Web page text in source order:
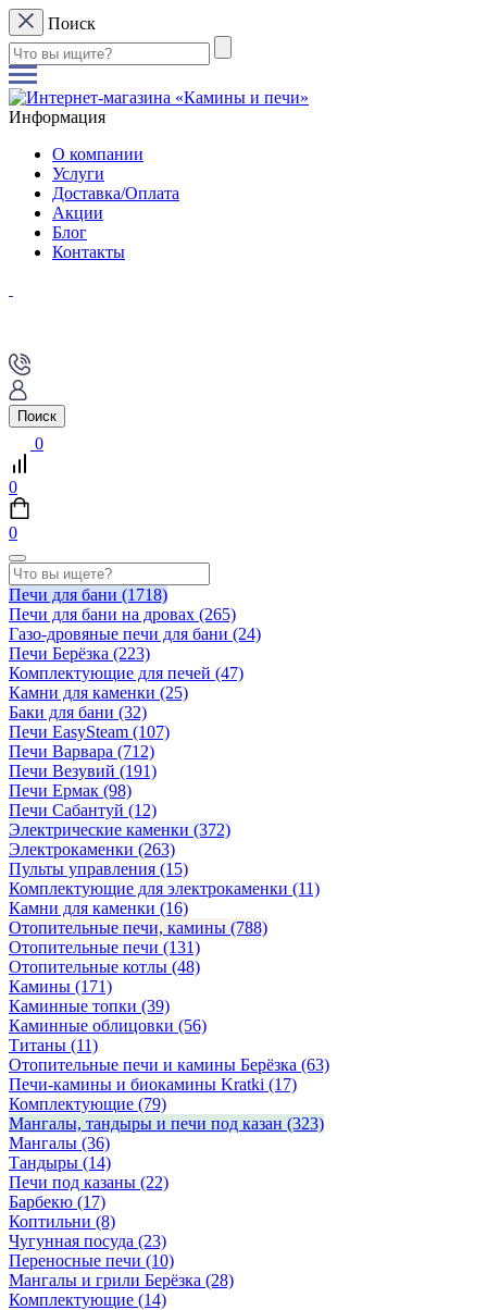
Поиск
Информация
О компании
Услуги
Доставка/Оплата
Акции
Блог
Контакты
Поиск
0
0
0
Печи для бани (1718)
Печи для бани на дровах (265)
Газо-дровяные печи для бани (24)
Печи Берёзка (223)
Комплектующие для печей (47)
Камни для каменки (25)
Баки для бани (32)
Печи EasySteam (107)
Печи Варвара (712)
Печи Везувий (191)
Печи Ермак (98)
Печи Сабантуй (12)
Электрические каменки (372)
Электрокаменки (263)
Пульты управления (15)
Комплектующие для электрокаменки (11)
Камни для каменки (16)
Отопительные печи, камины (788)
Отопительные печи (131)
Отопительные котлы (48)
Камины (171)
Каминные топки (39)
Каминные облицовки (56)
Титаны (11)
Отопительные печи и камины Берёзка (63)
Печи-камины и биокамины Kratki (17)
Комплектующие (79)
Мангалы, тандыры и печи под казан (323)
Мангалы (36)
Тандыры (14)
Печи под казаны (22)
Барбекю (17)
Коптильни (8)
Чугунная посуда (23)
Переносные печи (10)
Мангалы и грили Берёзка (28)
Комплектующие (14)